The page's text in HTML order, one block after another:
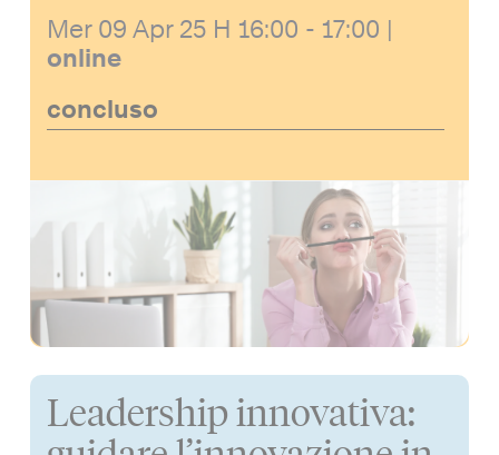
Mer 09 Apr 25 H 16:00 - 17:00 |
online
concluso
Leadership innovativa: